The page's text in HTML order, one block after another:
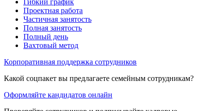
Проектная работа
Частичная занятость
Полная занятость
Полный день
Вахтовый метод
Корпоративная поддержка сотрудников
Какой соцпакет вы предлагаете семейным сотрудникам?
Оформляйте кандидатов онлайн